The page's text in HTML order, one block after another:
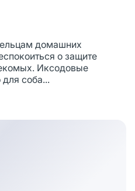
домашних
о защите
Иксодовые
соба...